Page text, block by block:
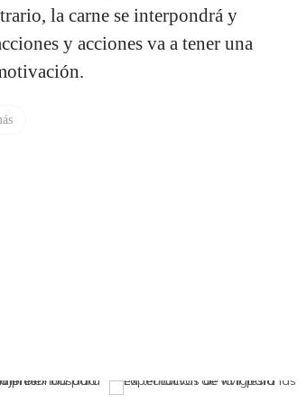
la carne se interpondrá y
y acciones va a tener una